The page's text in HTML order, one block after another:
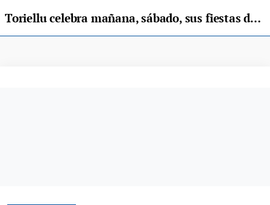
Toriellu celebra mañana, sábado, sus fiestas de Nuestra Señora de Fátima